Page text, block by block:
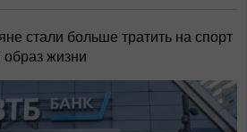
стали больше тратить на спорт
жизни